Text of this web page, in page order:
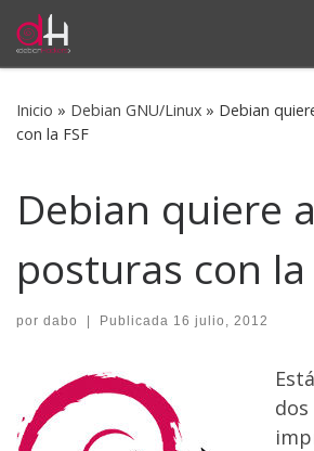
Saltar al contenido
Inicio » Debian GNU/Linux » Debian
con la FSF
Debian quiere
posturas con la
por dabo | Publicada 16 julio, 2012